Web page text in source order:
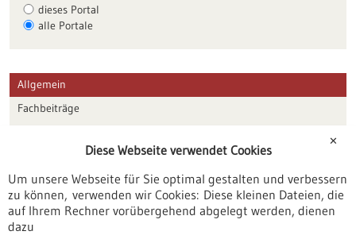
dieses Portal
alle Portale
Allgemein
Fachbeiträge
Veranstaltungen
Erscheinungsdatum
✕
Diese Webseite verwendet Cookies
Um unsere Webseite für Sie optimal gestalten und verbessern
zu können, verwenden wir Cookies: Diese kleinen Dateien, die
auf Ihrem Rechner vorübergehend abgelegt werden, dienen
dazu